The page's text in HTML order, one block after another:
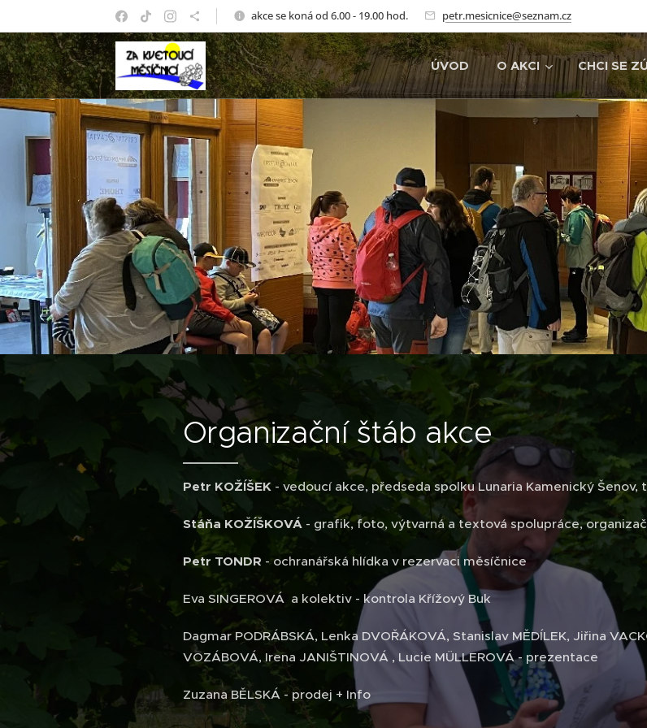
akce se koná od 6.00 - 19.00 hod. petr.mesicnice@seznam.cz
ÚVOD O AKCI CHCI SE
Organizační štáb akce
Petr KOŽÍŠEK- vedoucí akce, předseda spolku Lunaria Kamenický Šenov,
Stáňa KOŽÍŠKOVÁ- grafik, foto, výtvarná a textová spolupráce,
Petr TONDR - ochranářská hlídka v rezervaci měsíčnice
Eva SINGEROVÁ a kolektiv - kontrola Křížový Buk
Dagmar PODRÁBSKÁ, Lenka DVOŘÁKOVÁ, Stanislav MĚDÍLEK, Jiřina
VOZÁBOVÁ, Irena JANIŠTINOVÁ , Lucie MÜLLEROVÁ - prezentace
Zuzana BĚLSKÁ - prodej + Info